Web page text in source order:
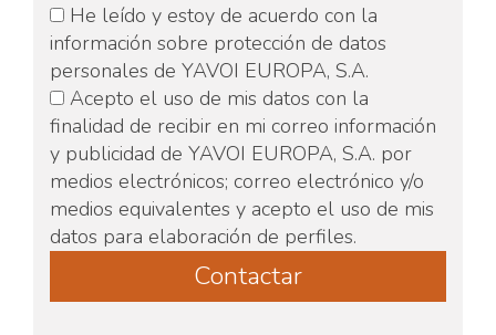
He leído y estoy de acuerdo con la
información sobre protección de datos
personales de YAVOI EUROPA, S.A.
Acepto el uso de mis datos con la
finalidad de recibir en mi correo información
y publicidad de YAVOI EUROPA, S.A. por
medios electrónicos; correo electrónico y/o
medios equivalentes y acepto el uso de mis
datos para elaboración de perfiles.